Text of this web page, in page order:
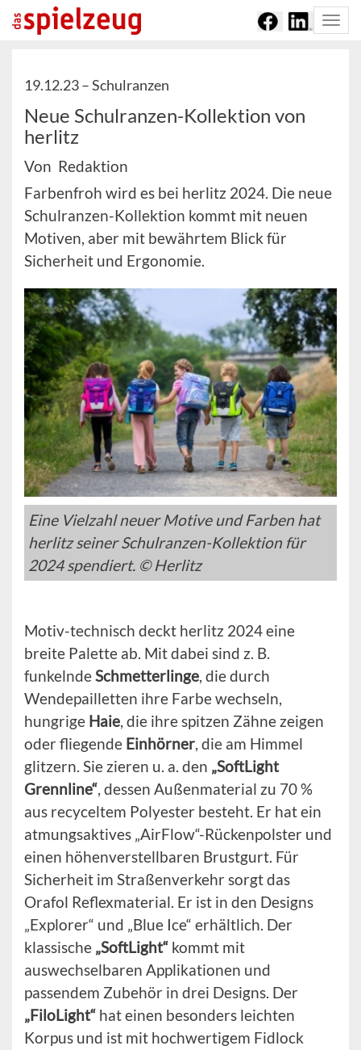
19.12.23 –Schulranzen
Neue Schulranzen-Kollektion von
herlitz
Von Redaktion
Farbenfroh wird es bei herlitz 2024. Die neue
Schulranzen-Kollektion kommt mit neuen
Motiven, aber mit bewährtem Blick für
Sicherheit und Ergonomie.
Eine Vielzahl neuer Motive und Farben hat
herlitz seiner Schulranzen-Kollektion für
2024 spendiert. © Herlitz
Motiv-technisch deckt herlitz 2024 eine
breite Palette ab. Mit dabei sind z. B.
funkelndeSchmetterlinge, die durch
Wendepailletten ihre Farbe wechseln,
hungrige Haie, die ihre spitzen Zähne zeigen
oder fliegende Einhörner, die am Himmel
glitzern. Sie zieren u. a. den „SoftLight
Grennline“, dessen Außenmaterial zu 70 %
aus recyceltem Polyester besteht. Er hat ein
atmungsaktives „AirFlow“-Rückenpolster und
einen höhenverstellbaren Brustgurt. Für
Sicherheit im Straßenverkehr sorgt das
Orafol Reflexmaterial. Er ist in den Designs
„Explorer“ und „Blue Ice“ erhältlich. Der
klassische „SoftLight“ kommt mit
auswechselbaren Applikationen und
passendem Zubehör in drei Designs. Der
„FiloLight“ hat einen besonders leichten
Korpus und ist mit hochwertigem Fidlock